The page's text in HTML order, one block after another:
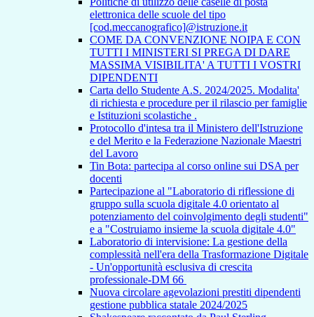
elettronica delle scuole del tipo
[cod.meccanografico]@istruzione.it
COME DA CONVENZIONE NOIPA E CON
TUTTI I MINISTERI SI PREGA DI DARE
MASSIMA VISIBILITA' A TUTTI I VOSTRI
DIPENDENTI
Carta dello Studente A.S. 2024/2025. Modalita'
di richiesta e procedure per il rilascio per famiglie
e Istituzioni scolastiche .
Protocollo d'intesa tra il Ministero dell'Istruzione
e del Merito e la Federazione Nazionale Maestri
del Lavoro
Tin Bota: partecipa al corso online sui DSA per
docenti
Partecipazione al "Laboratorio di riflessione di
gruppo sulla scuola digitale 4.0 orientato al
potenziamento del coinvolgimento degli studenti"
e a "Costruiamo insieme la scuola digitale 4.0"
Laboratorio di intervisione: La gestione della
complessità nell'era della Trasformazione Digitale
- Un'opportunità esclusiva di crescita
professionale-DM 66
Nuova circolare agevolazioni prestiti dipendenti
gestione pubblica statale 2024/2025